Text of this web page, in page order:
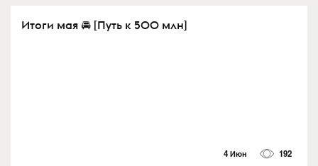
Итоги мая 🚘 [Путь к 500 млн]
4 Июн 192